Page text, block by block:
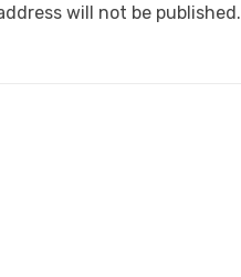
will not be published.